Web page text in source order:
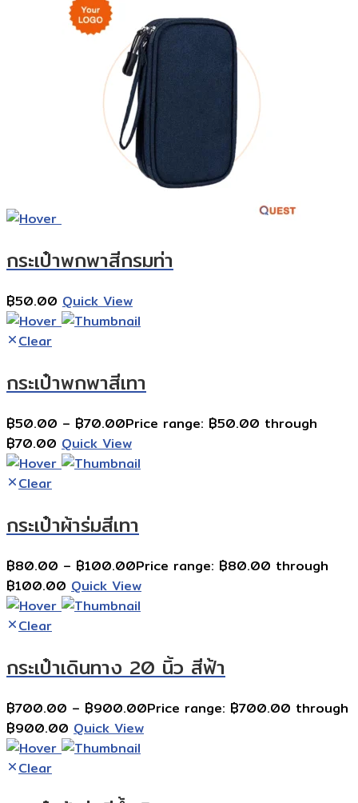
กระเป๋าพกพาสีกรมท่า
฿50.00 Quick View
Clear
กระเป๋าพกพาสีเทา
฿50.00 – ฿70.00Price range: ฿50.00 through
฿70.00 Quick View
Clear
กระเป๋าผ้าร่มสีเทา
฿80.00 – ฿100.00Price range: ฿80.00 through
฿100.00 Quick View
Clear
กระเป๋าเดินทาง 20 นิ้ว สีฟ้า
฿700.00 – ฿900.00Price range: ฿700.00 through
฿900.00 Quick View
Clear